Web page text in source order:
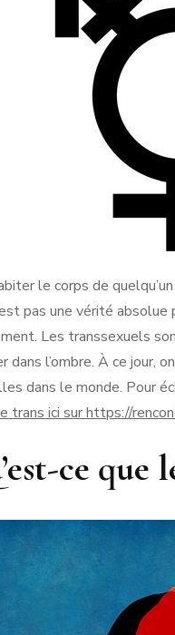
le corps de
pas une vérité
Les transsexuels
dans l’ombre. À ce jour,
dans le monde. Pour
trans ici sur https://
ce que